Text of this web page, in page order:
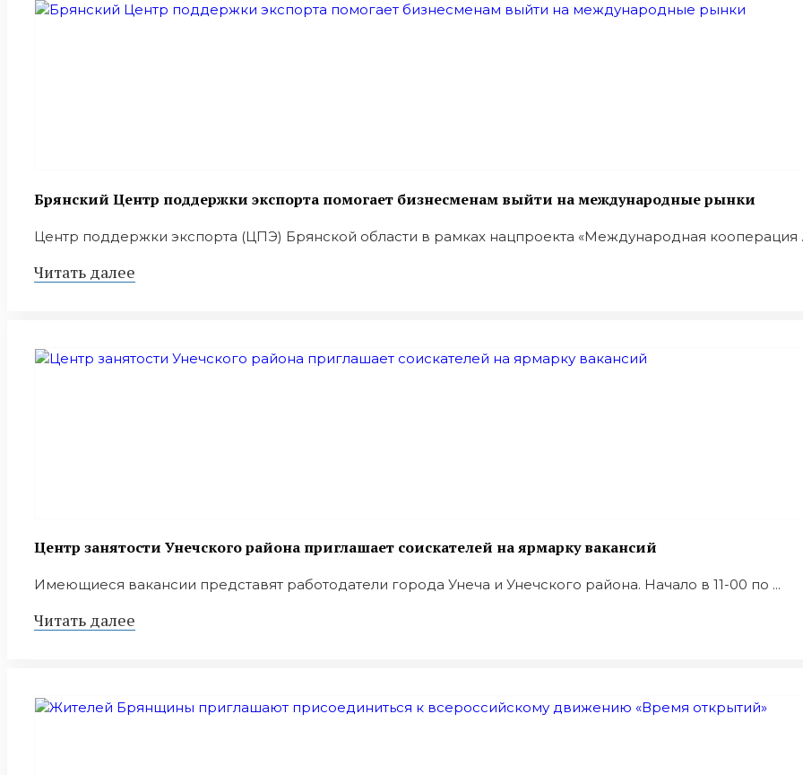
Брянский Центр поддержки экспорта помогает бизнесменам выйти на международные рынки
Центр поддержки экспорта (ЦПЭ) Брянской области в рамках нацпроекта «Международная кооперация
Читать далее
Центр занятости Унечского района приглашает соискателей на ярмарку вакансий
Имеющиеся вакансии представят работодатели города Унеча и Унечского района. Начало в 11-00 по ...
Читать далее